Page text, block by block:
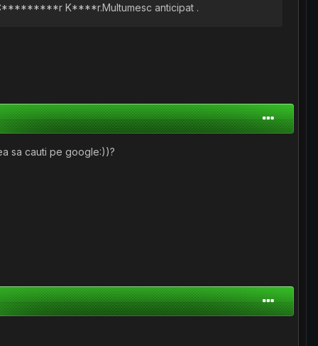
C*********r K****r.Multumesc anticipat .
sa cauti pe google:))?